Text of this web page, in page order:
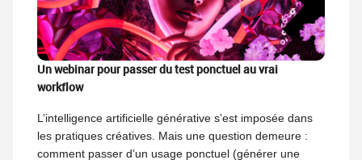
Un webinar pour passer du test ponctuel au vrai
workflow
L’intelligence artificielle générative s’est imposée dans
les pratiques créatives. Mais une question demeure :
comment passer d’un usage ponctuel (générer une